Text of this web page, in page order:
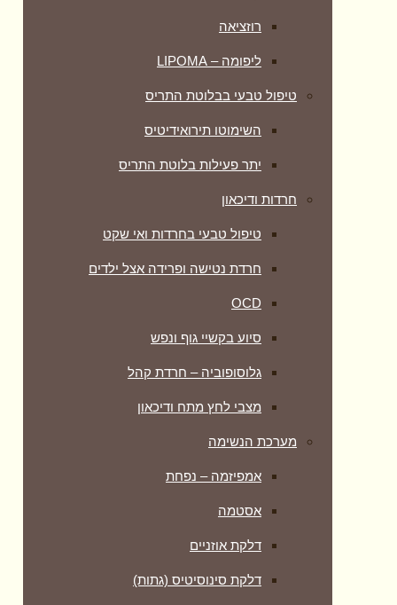
רוזציאה
ליפומה – LIPOMA
טיפול טבעי בבלוטת התריס
השימוטו תירואידיטיס
יתר פעילות בלוטת התריס
חרדות ודיכאון
טיפול טבעי בחרדות ואי שקט
חרדת נטישה ופרידה אצל ילדים
OCD
סיוע בקשיי גוף ונפש
גלוסופוביה – חרדת קהל
מצבי לחץ מתח ודיכאון
מערכת הנשימה
אמפיזמה – נפחת
אסטמה
דלקת אוזניים
דלקת סינוסיטיס (גתות)